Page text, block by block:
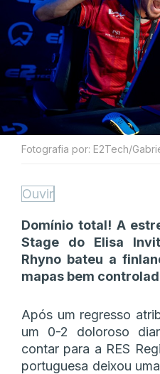
Fotografia por: E2Tech/
Ouvir
Domínio total! A
Stage do Elisa
Rhyno bateu a
mapas bem
Após um regresso
um 0-2 doloroso
contar para a RES
portuguesa deixou